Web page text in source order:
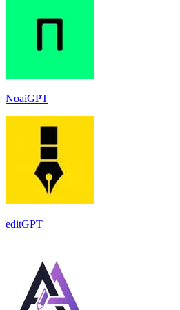
NoaiGPT
editGPT